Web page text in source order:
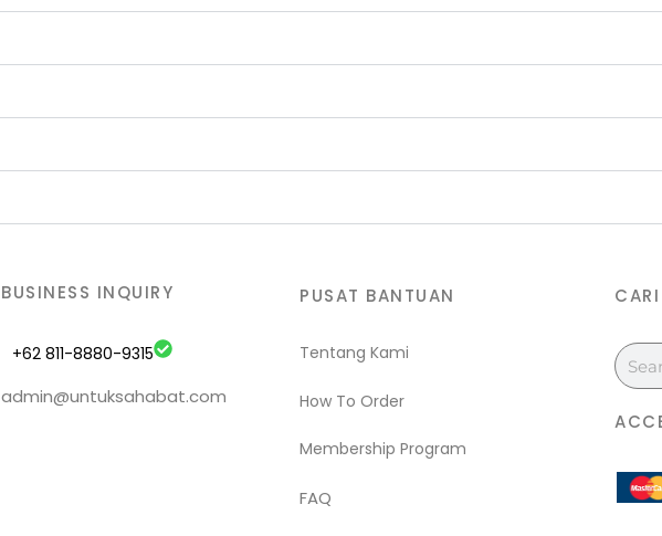
BUSINESS INQUIRY
+62 811-8880-9315
admin@untuksahabat.com
PUSAT BANTUAN
Tentang Kami
How To Order
Membership Program
FAQ
Search